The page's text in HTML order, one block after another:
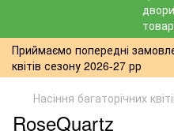
Приймаємо попередні
квітів сезону 2026-27 рр
Насіння багаторічних
RoseQuartz